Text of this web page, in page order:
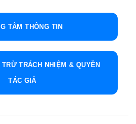
TÂM THÔNG TIN
TRÁCH NHIỆM & QUYỀN
TÁC GIẢ